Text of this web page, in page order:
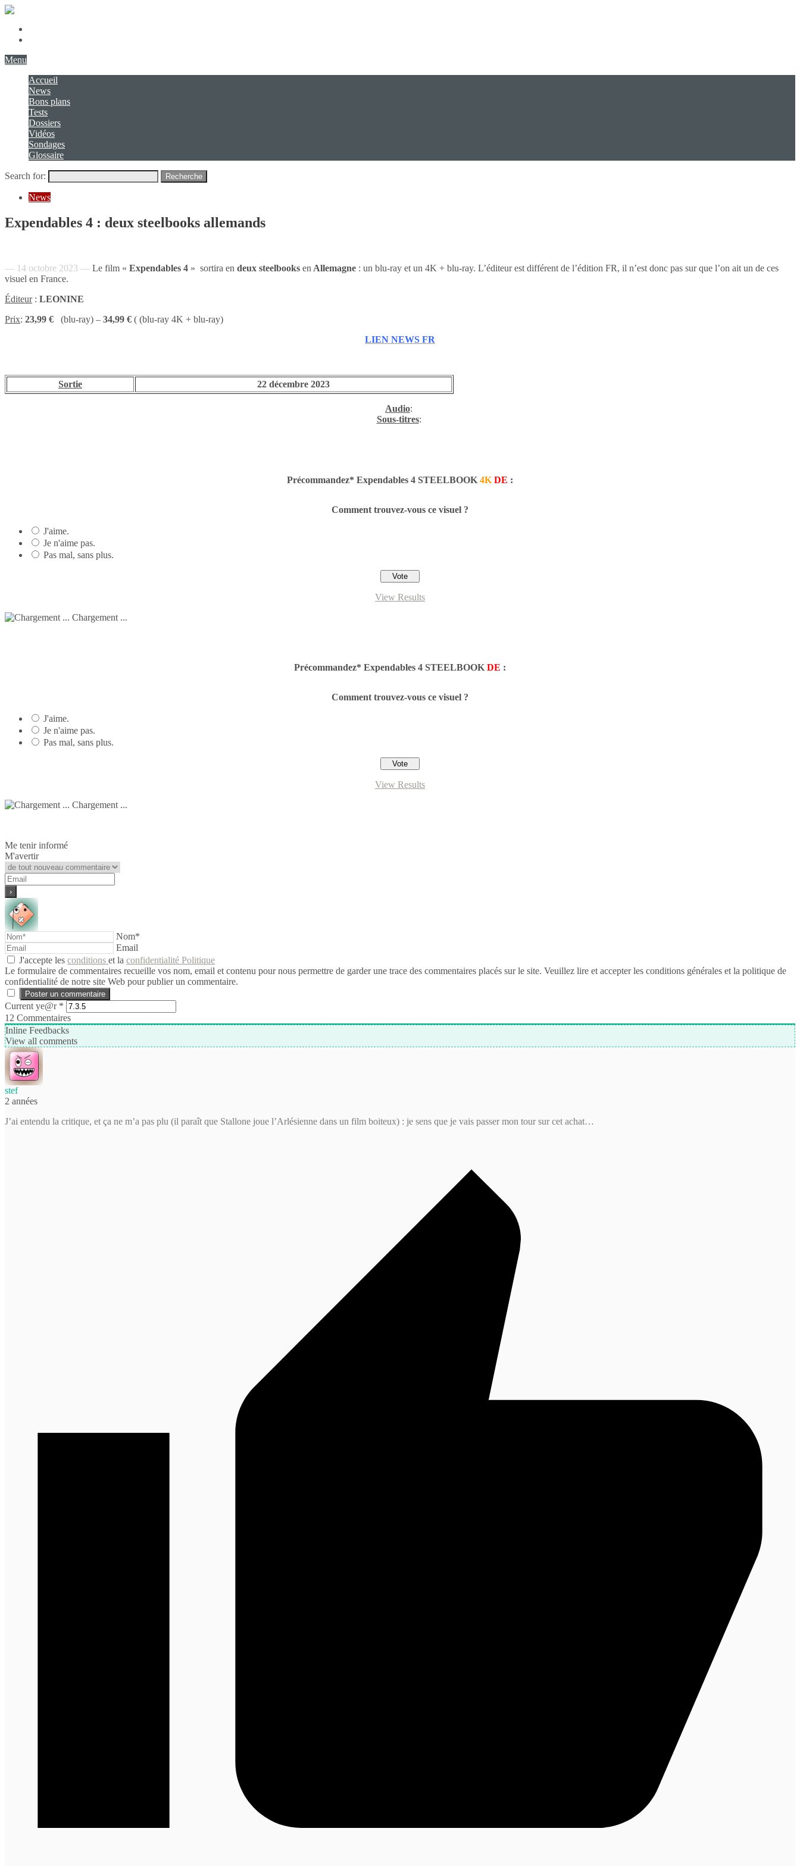
Menu
Accueil
News
Bons plans
Tests
Dossiers
Vidéos
Sondages
Glossaire
Search for: Recherche
News
Expendables 4 : deux steelbooks allemands
— 14 octobre 2023 — Le film « Expendables 4 » sortira en deux steelbooks en Allemagne : un blu-ray et un 4K + blu-ray. L’éditeur est différent de l’édition FR, il n’est donc pas sur que l’on ait un de ces
visuel en France.
Éditeur: LEONINE
Prix: 23,99 € (blu-ray) – 34,99 € ( (blu-ray 4K + blu-ray)
LIEN NEWS FR
Sortie 22 décembre 2023
Audio:
Sous-titres:
Précommandez* Expendables 4 STEELBOOK 4K DE :
Comment trouvez-vous ce visuel ?
J'aime.
Je n'aime pas.
Pas mal, sans plus.
View Results
Chargement ...
Précommandez* Expendables 4 STEELBOOK DE :
Comment trouvez-vous ce visuel ?
J'aime.
Je n'aime pas.
Pas mal, sans plus.
View Results
Chargement ...
Me tenir informé
M'avertir
Nom*
Email
J'accepte les conditions et la confidentialité Politique
Le formulaire de commentaires recueille vos nom, email et contenu pour nous permettre de garder une trace des commentaires placés sur le site. Veuillez lire et accepter les conditions générales et la politique de
confidentialité de notre site Web pour publier un commentaire.
Current ye@r *
12 Commentaires
Inline Feedbacks
View all comments
stef
2 années
J’ai entendu la critique, et ça ne m’a pas plu (il paraît que Stallone joue l’Arlésienne dans un film boiteux) : je sens que je vais passer mon tour sur cet achat…